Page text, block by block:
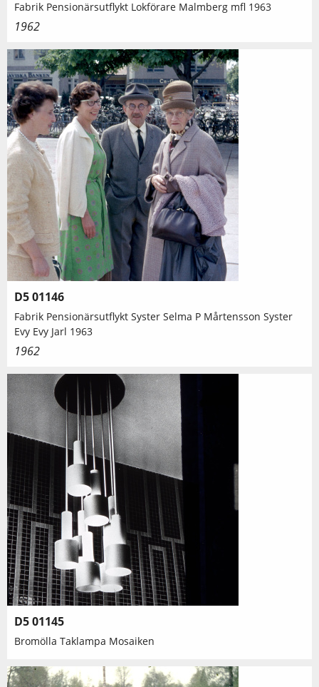
Fabrik Pensionärsutflykt Lokförare Malmberg mfl 1963
1962
D5 01146
Fabrik Pensionärsutflykt Syster Selma P Mårtensson Syster
Evy Evy Jarl 1963
1962
D5 01145
Bromölla Taklampa Mosaiken